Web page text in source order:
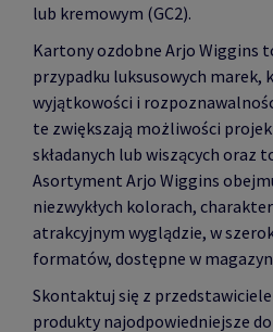
lub kremowym (GC2).
Kartony ozdobne Arjo Wiggins
przypadku luksusowych marek,
wyjątkowości i
te zwiększają możliwości
składanych lub wiszących oraz
Asortyment Arjo Wiggins
niezwykłych kolorach,
atrakcyjnym wyglądzie, w
formatów, dostępne w
Skontaktuj się z
produkty najodpowiedniejsze